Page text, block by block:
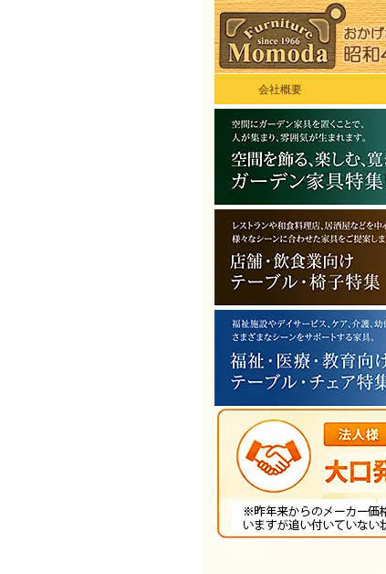
会社概要